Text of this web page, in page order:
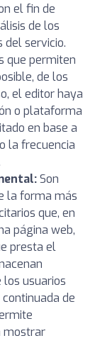
el fin de
de los
del servicio.
que permiten
de los
el editor haya
o plataforma
en base a
la frecuencia
Son
la forma más
que, en
página web,
presta el
usuarios
de
mostrar